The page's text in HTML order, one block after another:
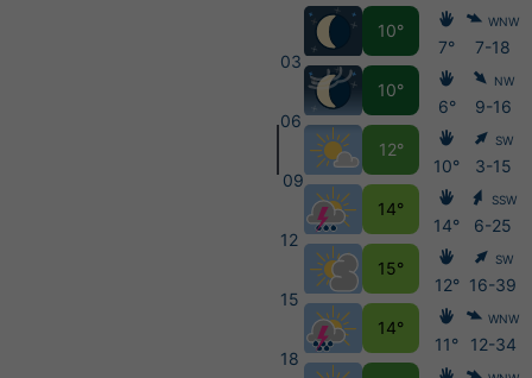
03
06
09
12
15
18
10°
10°
12°
14°
15°
14°
7°
6°
10°
14°
12°
11°
WNW
7-18
NW
9-16
SW
3-15
SSW
6-25
SW
16-39
WNW
12-34